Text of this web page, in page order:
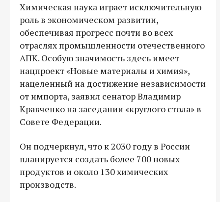
Химическая наука играет исключительную
роль в экономическом развитии,
обеспечивая прогресс почти во всех
отраслях промышленности отечественного
АПК. Особую значимость здесь имеет
нацпроект «Новые материалы и химия»,
нацеленный на достижение независимости
от импорта, заявил сенатор Владимир
Кравченко на заседании «круглого стола» в
Совете Федерации.
Он подчеркнул, что к 2030 году в России
планируется создать более 700 новых
продуктов и около 130 химических
производств.